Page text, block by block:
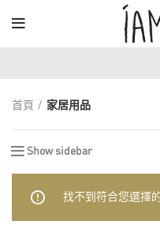
首頁 家居用品
Show sidebar
找不到符合您選擇